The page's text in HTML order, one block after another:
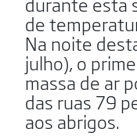
de
Na noite
julho), o
massa de ar
das ruas 79
aos abrigos.